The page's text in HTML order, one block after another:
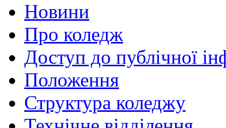
Новини
Про коледж
Доступ до публічної
Положення
Структура коледжу